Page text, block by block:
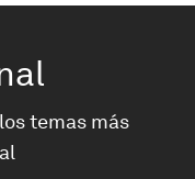
temas más